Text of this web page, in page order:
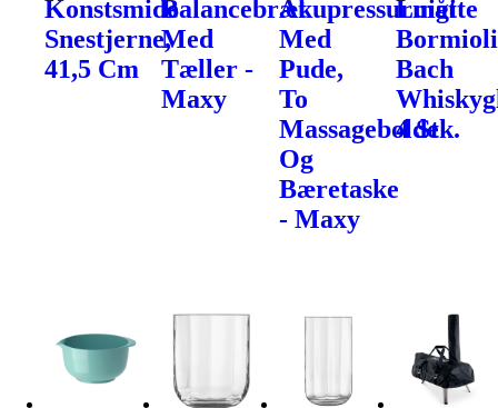
Konstsmide
Snestjerne,
41,5 Cm
Balancebræt
Med
Tæller -
Maxy
Akupressurmåtte
Med
Pude,
To
Massagebolde
Og
Bæretaske
- Maxy
Luigi
Bormioli
Bach
4 Stk.